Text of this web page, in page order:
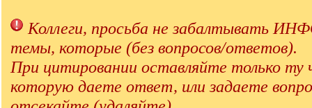
]
Коллеги, просьба не забалтывать
темы, которые (без вопросов/ответов).
При цитировании оставляйте только ту
которую даете ответ, или задаете